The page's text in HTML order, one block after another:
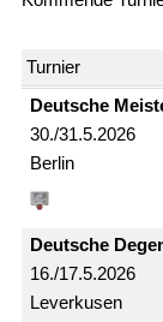
30./31.5.2026
Deutsche
Berlin
16./17.5.2026
Deutsche
Leverkusen